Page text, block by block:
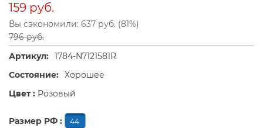
159 руб.
Вы сэкономили: 637 руб. (81%)
796 руб.
Артикул: 1784-N7121581R
Состояние: Хорошее
Цвет : Розовый
Размер РФ : 44